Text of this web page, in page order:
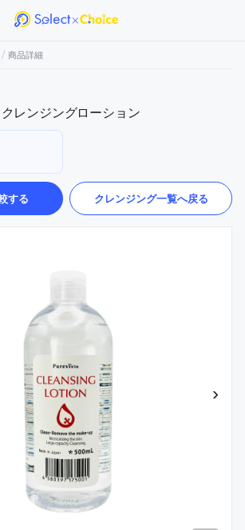
/ 商品詳細
レンジングローション
する クレンジング一覧へ戻る
›